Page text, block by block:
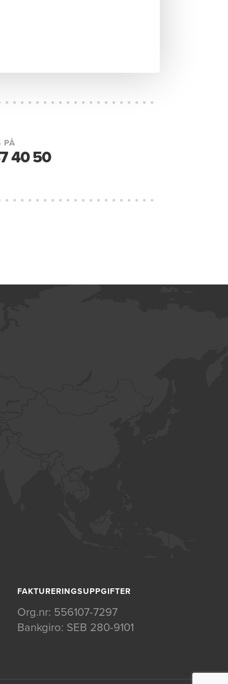
PÅ
40 50
FAKTURERINGSUPPGIFTER
Org.nr: 556107-7297
Bankgiro: SEB 280-9101